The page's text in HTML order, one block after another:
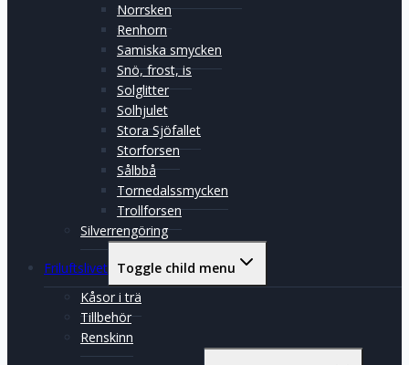
Norrsken
Renhorn
Samiska smycken
Snö, frost, is
Solglitter
Solhjulet
Stora Sjöfallet
Storforsen
Sålbbå
Tornedalssmycken
Trollforsen
Silverrengöring
Friluftslivet Toggle child menu
Kåsor i trä
Tillbehör
Renskinn